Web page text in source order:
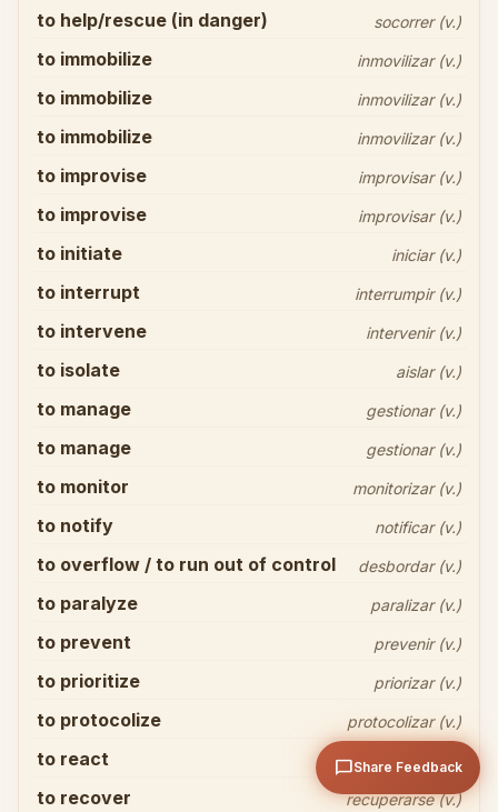
to help/rescue (in danger) socorrer (v.)
to immobilize inmovilizar (v.)
to immobilize inmovilizar (v.)
to immobilize inmovilizar (v.)
to improvise improvisar (v.)
to improvise improvisar (v.)
to initiate iniciar (v.)
to interrupt interrumpir (v.)
to intervene intervenir (v.)
to isolate aislar (v.)
to manage gestionar (v.)
to manage gestionar (v.)
to monitor monitorizar (v.)
to notify notificar (v.)
to overflow / to run out of control desbordar (v.)
to paralyze paralizar (v.)
to prevent prevenir (v.)
to prioritize priorizar (v.)
to protocolize protocolizar (v.)
to react reaccionar (v.)
to recover recuperarse (v.)
chat_bubbleShare Feedback
close
Sendarrow_upward